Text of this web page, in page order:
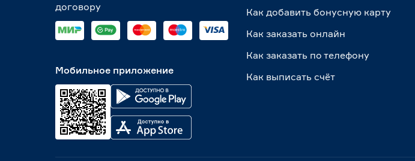
договору
Мобильное приложение
Как добавить бонусную карту
Как заказать онлайн
Как заказать по телефону
Как выписать счёт